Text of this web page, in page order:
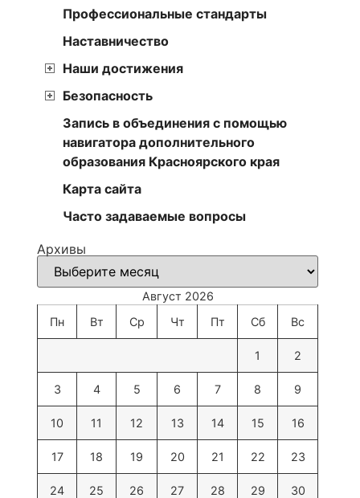
Профессиональные стандарты
Наставничество
Наши достижения
Безопасность
Запись в объединения с помощью
навигатора дополнительного
образования Красноярского края
Карта сайта
Часто задаваемые вопросы
Архивы
Август 2026
Пн
Вт Ср Чт Пт Сб Вс
1 2
3 4 5 6 7 8 9
10 11 12 13 14 15 16
17 18 19 20 21 22 23
24 25 26 27 28 29 30